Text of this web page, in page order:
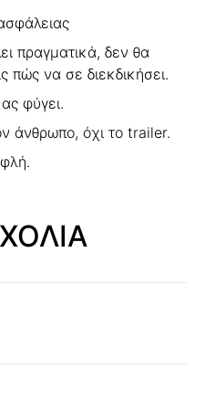
πραγματικά, δεν θα
πώς να σε διεκδικήσει.
φύγει.
άνθρωπο, όχι το trailer.